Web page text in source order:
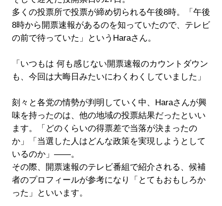
多くの投票所で投票が締め切られる午後8時。「午後
8時から開票速報があるのを知っていたので、テレビ
の前で待っていた」というHaraさん。
「いつもは 何も感じない開票速報のカウントダウン
も、今回は大晦日みたいにわくわくしていました」
刻々と各党の情勢が判明していく中、Haraさんが興
味を持ったのは、他の地域の投票結果だったといい
ます。「どのくらいの得票差で当落が決まったの
か」「当選した人はどんな政策を実現しようとして
いるのか」――。
その際、開票速報のテレビ番組で紹介される、候補
者のプロフィールが参考になり「とてもおもしろか
った」といいます。